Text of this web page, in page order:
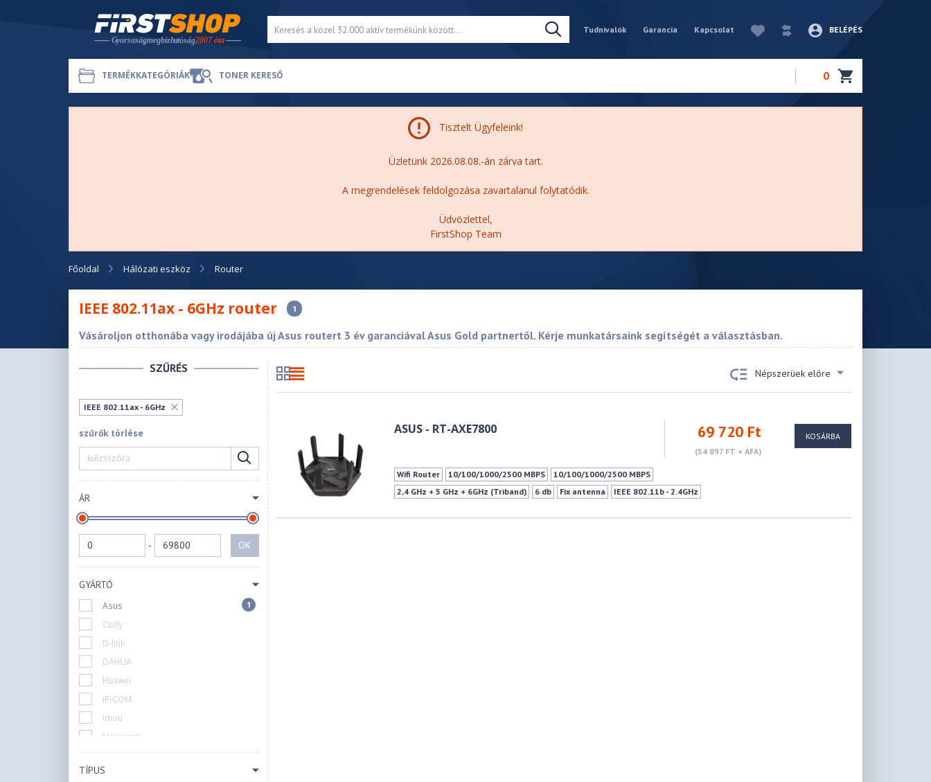
Tudnivalók Garancia Kapcsolat BELÉPÉS
TERMÉKKATEGÓRIÁK TONER KERESŐ 0
Tisztelt Ügyfeleink!
Üzletünk 2026.08.08.-án zárva tart.
A megrendelések feldolgozása zavartalanul folytatódik.
Üdvözlettel,
FirstShop Team
Főoldal Hálózati eszköz Router
IEEE 802.11ax - 6GHz router 1
Vásároljon otthonába vagy irodájába új Asus routert 3 év garanciával Asus Gold partnertől. Kérje munkatársaink segítségét a választásban.
SZŰRÉS
IEEE 802.11ax - 6GHz
szűrők törlése
ÁR
- OK
GYÁRTÓ
Asus 1
Cudy
D-link
DAHUA
Huawei
IP-COM
Imou
Mercusys
Mikrotik
Netgear
TÍPUS
Népszerüek előre
ASUS - RT-AXE7800 69 720 Ft
(54 897 FT + ÁFA)
Wifi Router 10/100/1000/2500 MBPS
10/100/1000/2500 MBPS
2,4 GHz + 5 GHz + 6GHz (Triband)
6 db Fix antenna
IEEE 802.11b - 2.4GHz
KOSÁRBA